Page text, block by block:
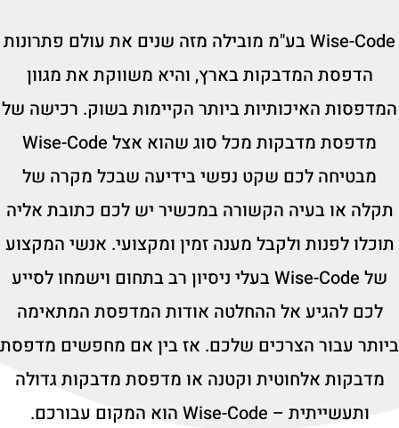
Wise-Code בע"מ מובילה מזה שנים את עולם פתרונות
הדפסת המדבקות בארץ, והיא משווקת את מגוון
המדפסות האיכותיות ביותר הקיימות בשוק. רכישה של
מדפסת מדבקות מכל סוג שהוא אצל Wise-Code
מבטיחה לכם שקט נפשי בידיעה שבכל מקרה של
תקלה או בעיה הקשורה במכשיר יש לכם כתובת אליה
תוכלו לפנות ולקבל מענה זמין ומקצועי. אנשי המקצוע
של Wise-Code בעלי ניסיון רב בתחום וישמחו לסייע
לכם להגיע אל ההחלטה אודות המדפסת המתאימה
ביותר עבור הצרכים שלכם. אז בין אם מחפשים מדפסת
מדבקות אלחוטית וקטנה או מדפסת מדבקות גדולה
ותעשייתית – Wise-Code הוא המקום עבורכם.